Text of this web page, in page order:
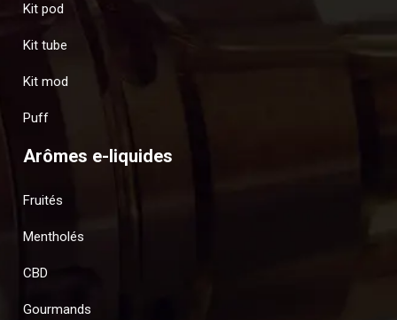
Kit pod
Kit tube
Kit mod
Puff
Arômes e-liquides
Fruités
Mentholés
CBD
Gourmands